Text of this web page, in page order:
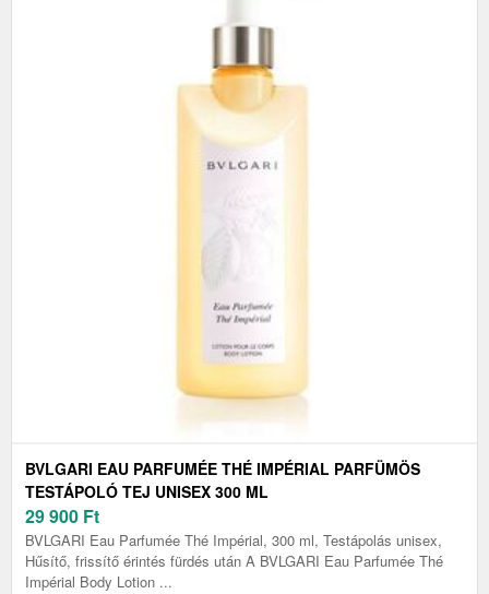
BVLGARI EAU PARFUMÉE THÉ IMPÉRIAL PARFÜMÖS
TESTÁPOLÓ TEJ UNISEX 300 ML
29 900 Ft
BVLGARI Eau Parfumée Thé Impérial, 300 ml, Testápolás unisex,
Hűsítő, frissítő érintés fürdés után A BVLGARI Eau Parfumée Thé
Impérial Body Lotion ...